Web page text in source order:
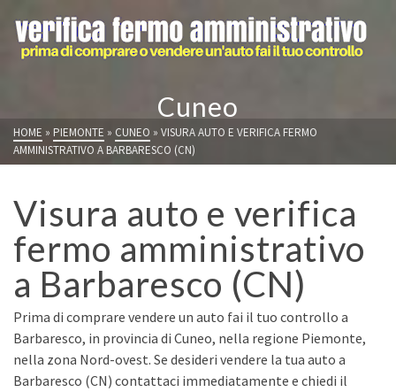
Cuneo
HOME » PIEMONTE » CUNEO » VISURA AUTO E VERIFICA FERMO
AMMINISTRATIVO A BARBARESCO (CN)
Visura auto e verifica
fermo amministrativo
a Barbaresco (CN)
Prima di comprare vendere un auto fai il tuo controllo a
Barbaresco, in provincia di Cuneo, nella regione Piemonte,
nella zona Nord-ovest. Se desideri vendere la tua auto a
Barbaresco (CN) contattaci immediatamente e chiedi il